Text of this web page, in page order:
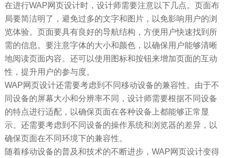
在进行WAP网页设计时，设计师需要注意以下几点。页面布
局要简洁明了，避免过多的文字和图片，以免影响用户的浏
览体验。页面要具有良好的导航结构，方便用户快速找到所
需的信息。要注意字体的大小和颜色，以确保用户能够清晰
地阅读页面内容。还可以使用图标和按钮来增加页面的互动
性，提升用户的参与度。
WAP网页设计还需要考虑到不同移动设备的兼容性。由于不
同设备的屏幕大小和分辨率不同，设计师需要根据不同设备
的特点进行适配，以确保页面在各种设备上都能够正常显
示。还需要考虑到不同设备的操作系统和浏览器的差异，以
确保页面在不同环境下的兼容性。
随着移动设备的普及和技术的不断进步，WAP网页设计变得